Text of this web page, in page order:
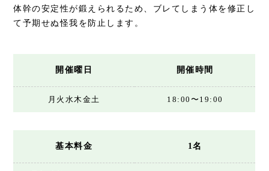
体幹の安定性が鍛えられるため、ブレてしまう体を修正し
て予期せぬ怪我を防止します。
開催曜日 開催時間
月火水木金土 18:00〜19:00
基本料金 1名